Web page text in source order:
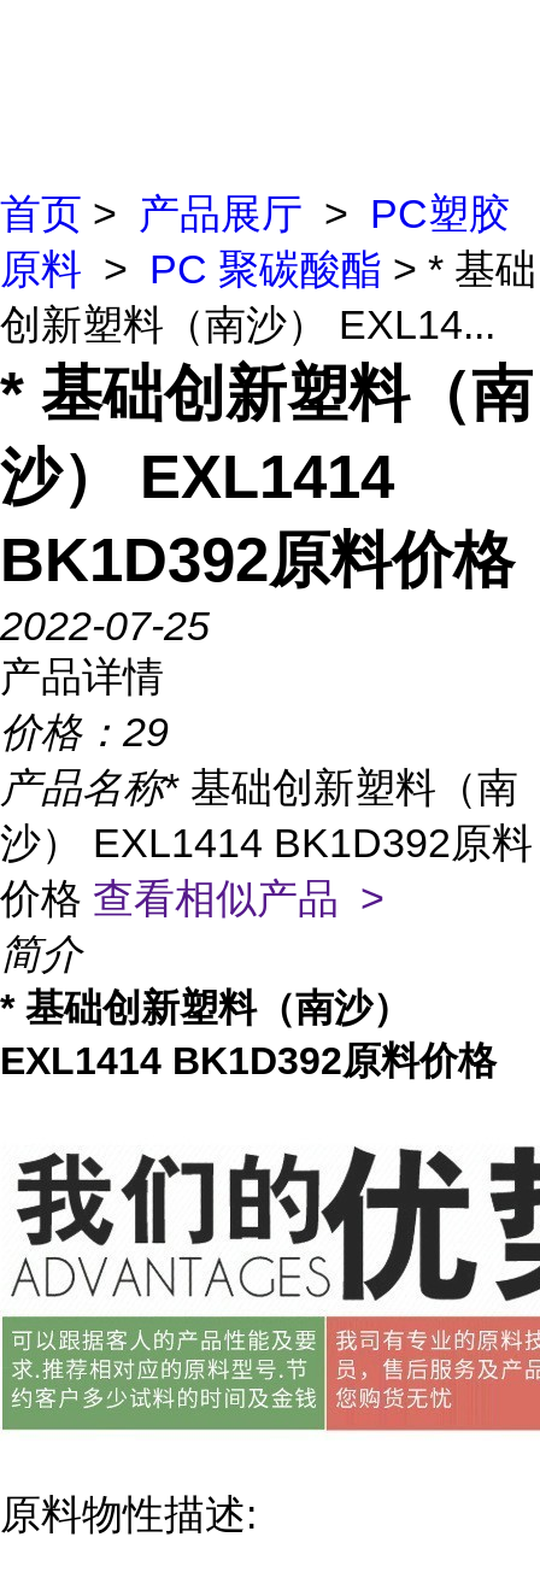
首页 > 产品展厅 > PC塑胶
原料 > PC 聚碳酸酯 > * 基础
创新塑料（南沙） EXL14...
* 基础创新塑料（南
沙） EXL1414
BK1D392原料价格
2022-07-25
产品详情
价格： 29
产品名称* 基础创新塑料（南
沙） EXL1414 BK1D392原料
价格 查看相似产品 >
简介
* 基础创新塑料（南沙）
EXL1414 BK1D392原料价格
原料物性描述: